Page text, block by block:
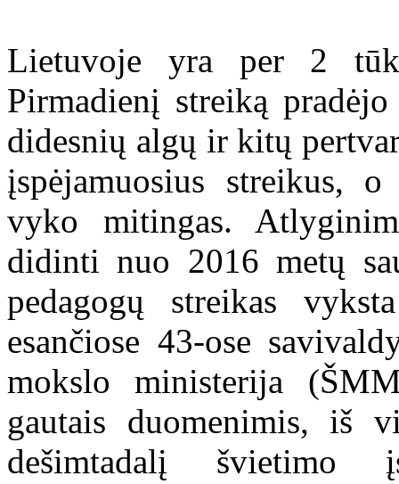
Lietuvoje yra per 2
Pirmadienį streiką
didesnių algų ir kitų
įspėjamuosius streikus,
vyko mitingas.
didinti nuo 2016 metų
pedagogų streikas
esančiose 43-ose
mokslo ministerija
gautais duomenimis, iš
dešimtadalį švietimo